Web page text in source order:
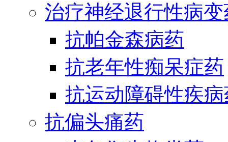
治疗神经退行性病
抗帕金森病药
抗老年性痴呆症药
抗运动障碍性疾
抗偏头痛药